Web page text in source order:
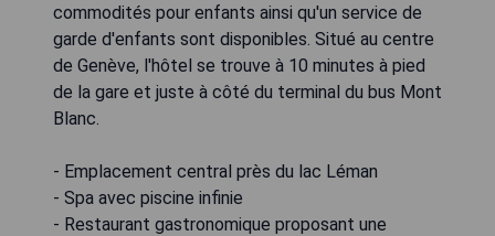
commodités pour enfants ainsi qu'un service de
garde d'enfants sont disponibles. Situé au centre
de Genève, l'hôtel se trouve à 10 minutes à pied
de la gare et juste à côté du terminal du bus Mont
Blanc.
- Emplacement central près du lac Léman
- Spa avec piscine infinie
- Restaurant gastronomique proposant une